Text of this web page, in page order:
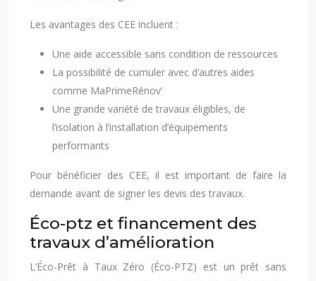
Les avantages des CEE incluent :
Une aide accessible sans condition de ressources
La possibilité de cumuler avec d’autres aides
comme MaPrimeRénov’
Une grande variété de travaux éligibles, de
l’isolation à l’installation d’équipements
performants
Pour bénéficier des CEE, il est important de faire la
demande avant de signer les devis des travaux.
Éco-ptz et financement des
travaux d’amélioration
L’Éco-Prêt à Taux Zéro (Éco-PTZ) est un prêt sans